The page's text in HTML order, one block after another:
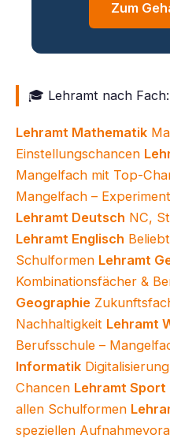
Zum
🎓 Lehramt nach
Lehramt Mathematik
Einstellungschancen
Mangelfach mit Top-
Mangelfach –
Lehramt Deutsch NC,
Lehramt Englisch
Schulformen Lehramt
Kombinationsfächer &
Geographie
Nachhaltigkeit Lehramt
Berufsschule –
Informatik
Chancen Lehramt Sport
allen Schulformen
speziellen